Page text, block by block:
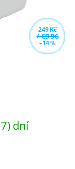
249 Kč
/ €9,96
–14 %
dní